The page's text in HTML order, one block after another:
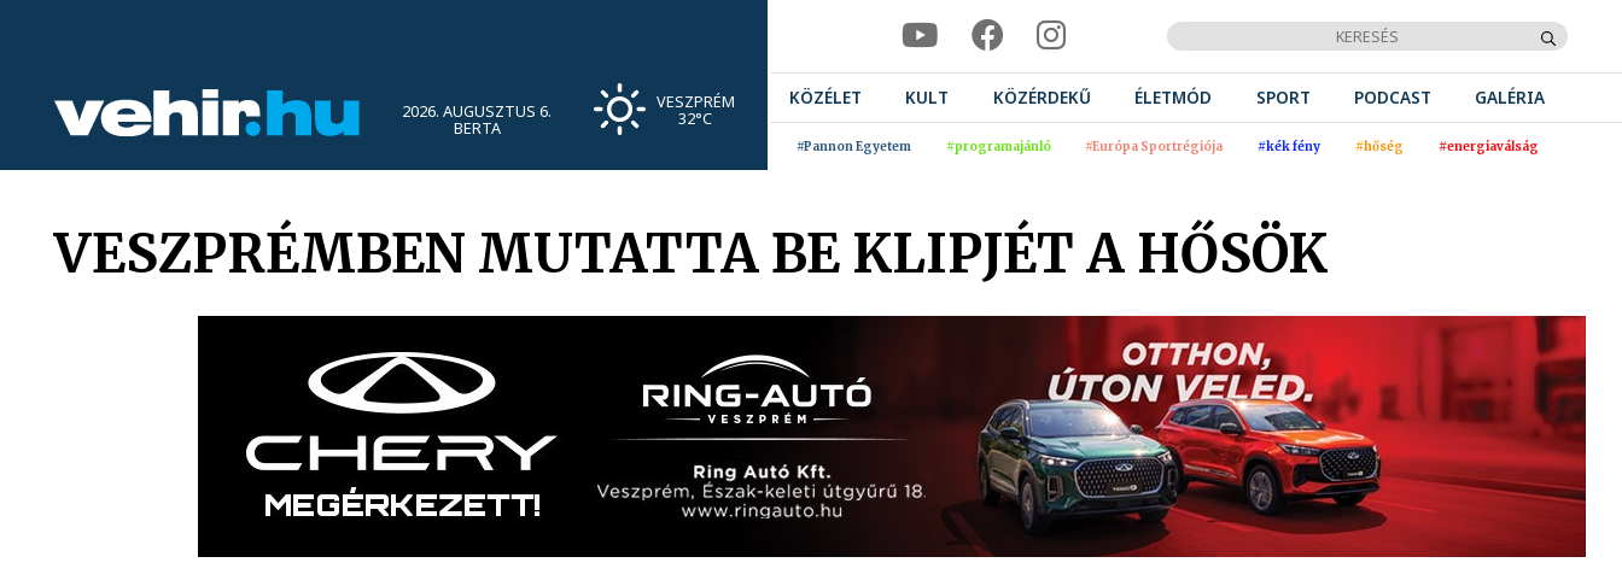
2026. AUGUSZTUS 6.
BERTA
VESZPRÉM
32°C
KÖZÉLET KULT KÖZÉRDEKŰ ÉLETMÓD SPORT PODCAST GALÉRIA
#Pannon Egyetem #programajánló #Európa Sportrégiója #kék fény #hőség #energiaválság
VESZPRÉMBEN MUTATTA BE KLIPJÉT A HŐSÖK